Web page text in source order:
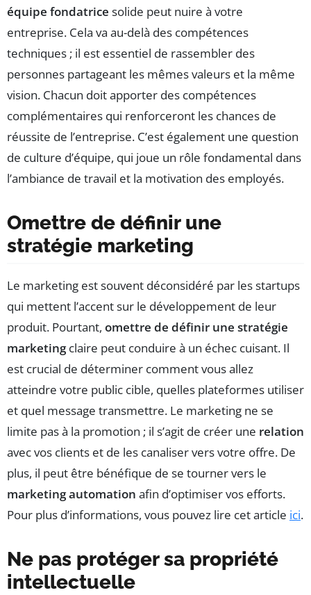
équipe fondatrice solide peut nuire à votre
entreprise. Cela va au-delà des compétences
techniques ; il est essentiel de rassembler des
personnes partageant les mêmes valeurs et la même
vision. Chacun doit apporter des compétences
complémentaires qui renforceront les chances de
réussite de l’entreprise. C’est également une question
de culture d’équipe, qui joue un rôle fondamental dans
l’ambiance de travail et la motivation des employés.
Omettre de définir une
stratégie marketing
Le marketing est souvent déconsidéré par les startups
qui mettent l’accent sur le développement de leur
produit. Pourtant, omettre de définir une stratégie
marketingclaire peut conduire à un échec cuisant. Il
est crucial de déterminer comment vous allez
atteindre votre public cible, quelles plateformes utiliser
et quel message transmettre. Le marketing ne se
limite pas à la promotion ; il s’agit de créer une relation
avec vos clients et de les canaliser vers votre offre. De
plus, il peut être bénéfique de se tourner vers le
marketing automation afin d’optimiser vos efforts.
Pour plus d’informations, vous pouvez lire cet article ici.
Ne pas protéger sa propriété
intellectuelle